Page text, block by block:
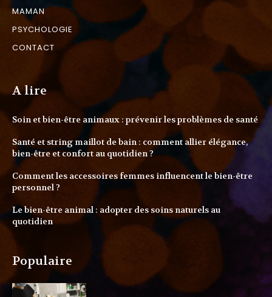
MAMAN
PSYCHOLOGIE
CONTACT
A lire
Soin et bien-être animaux : prévenir les problèmes de santé
Santé et string maillot de bain : comment allier élégance,
bien-être et confort au quotidien ?
Comment les accessoires femmes influencent le bien-être
personnel ?
Le bien-être animal : adopter des soins naturels au
quotidien
Populaire